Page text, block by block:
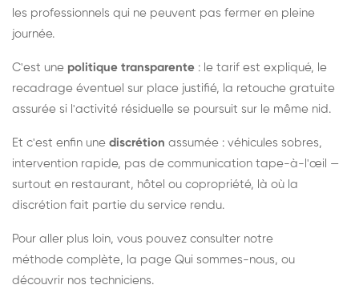
les professionnels qui ne peuvent pas fermer en pleine
journée.
C'est une politique transparente : le tarif est expliqué, le
recadrage éventuel sur place justifié, la retouche gratuite
assurée si l'activité résiduelle se poursuit sur le même nid.
Et c'est enfin une discrétion assumée : véhicules sobres,
intervention rapide, pas de communication tape-à-l'œil —
surtout en restaurant, hôtel ou copropriété, là où la
discrétion fait partie du service rendu.
Pour aller plus loin, vous pouvez consulter notre
méthode complète, la page Qui sommes-nous, ou
découvrir nos techniciens.